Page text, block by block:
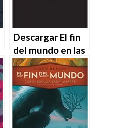
Descargar El fin
del mundo en las
televisiones de
Diego Doncel en
EPUB | PDF |
MOBI